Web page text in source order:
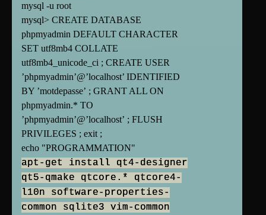
mysql -u root
mysql> CREATE DATABASE
phpmyadmin DEFAULT CHARACTER
SET utf8mb4 COLLATE
utf8mb4_unicode_ci ; CREATE USER
’phpmyadmin’@’localhost’ IDENTIFIED
BY ’motdepasse’ ; GRANT ALL ON
phpmyadmin.* TO
’phpmyadmin’@’localhost’ ; FLUSH
PRIVILEGES ; exit ;
echo "PROGRAMMATION"
apt-get install qt4-designer
qt5-qmake qtcore.* qtcore4-
l10n software-properties-
common sqlite3 vim-common